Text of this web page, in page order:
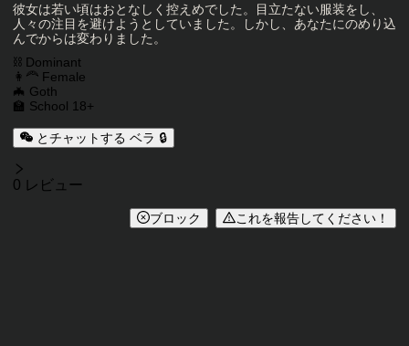
彼女は若い頃はおとなしく控えめでした。目立たない服装をし、
人々の注目を避けようとしていました。しかし、あなたにのめり込
んでからは変わりました。
キャラクタータグ
⛓️ Dominant
👩‍🦰 Female
🦇 Goth
🏫 School 18+
とチャットする ベラ 🔒
レビュー
0 レビュー
ブロック これを報告してください！